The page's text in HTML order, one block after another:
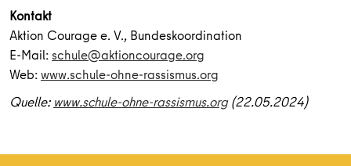
Kontakt
Aktion Courage e. V., Bundeskoordination
E-Mail: schule@aktioncourage.org
Web:www.schule-ohne-rassismus.org
Quelle: www.schule-ohne-rassismus.org(22.05.2024)